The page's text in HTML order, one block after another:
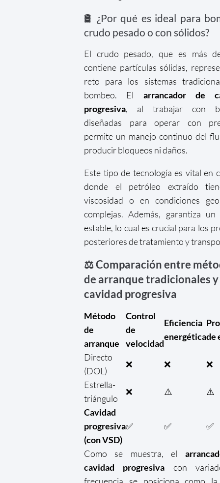
🛢️ ¿Por qué es ideal para
crudo pesado o con sólidos?
El crudo pesado, que es más
contiene partículas sólidas,
reto para los sistemas
bombeo. El arrancador de
progresiva, al trabajar con
diseñadas para operar con
permite un manejo continuo del
producir bloqueos ni daños.
Este tipo de tecnología es vital en
donde el petróleo extraído
viscosidad o en condiciones
complejas. Además, garantiza un
estable, lo cual es crucial para los
posteriores de tratamiento y
⚖️ Comparación entre
de arranque tradicionales y
cavidad progresiva
Método
de
arranque
Control
de
velocidad
Eficiencia
energéticade
Directo
(DOL)
❌ ❌
❌
Estrella-
triángulo
❌ ⚠️
⚠️
Cavidad
progresiva
(con VSD)
✅ ✅ ✅
Como se muestra, el
cavidad progresiva con